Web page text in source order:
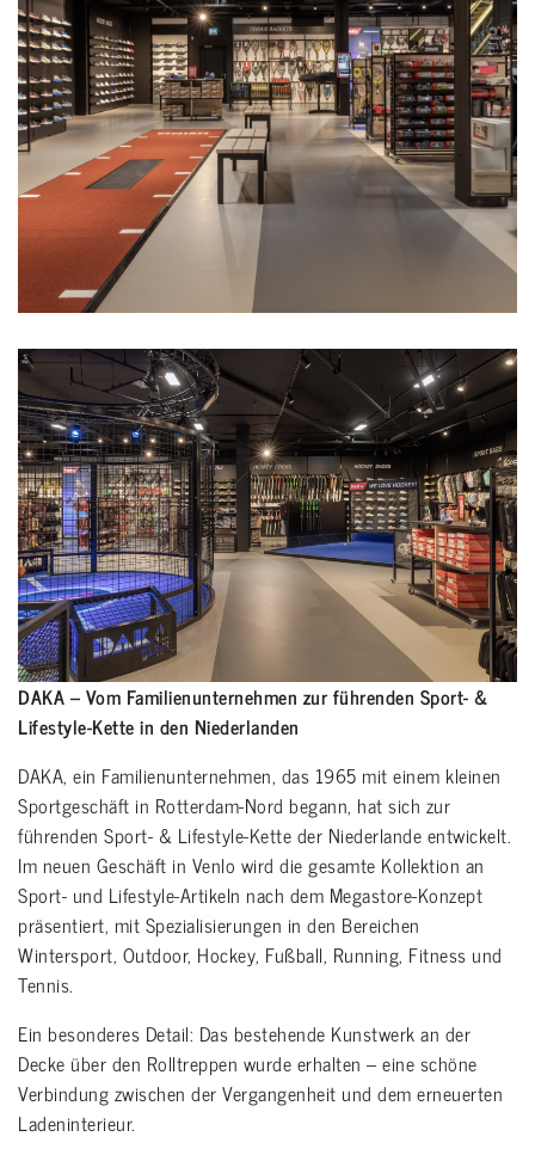
DAKA – Vom Familienunternehmen zur führenden Sport- &
Lifestyle-Kette in den Niederlanden
DAKA, ein Familienunternehmen, das 1965 mit einem kleinen
Sportgeschäft in Rotterdam-Nord begann, hat sich zur
führenden Sport- & Lifestyle-Kette der Niederlande entwickelt.
Im neuen Geschäft in Venlo wird die gesamte Kollektion an
Sport- und Lifestyle-Artikeln nach dem Megastore-Konzept
präsentiert, mit Spezialisierungen in den Bereichen
Wintersport, Outdoor, Hockey, Fußball, Running, Fitness und
Tennis.
Ein besonderes Detail: Das bestehende Kunstwerk an der
Decke über den Rolltreppen wurde erhalten – eine schöne
Verbindung zwischen der Vergangenheit und dem erneuerten
Ladeninterieur.